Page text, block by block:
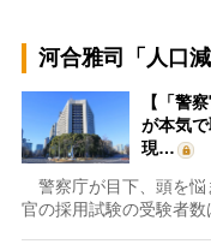
河合雅司「人口
【「警
が本気
現…
警察庁が目下、頭を悩
官の採用試験の受験者